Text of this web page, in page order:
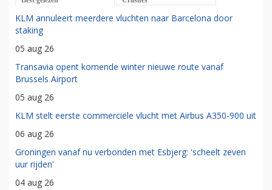
KLM annuleert meerdere vluchten naar Barcelona door
staking
05 aug 26
Transavia opent komende winter nieuwe route vanaf
Brussels Airport
05 aug 26
KLM stelt eerste commerciële vlucht met Airbus A350-900 uit
06 aug 26
Groningen vanaf nu verbonden met Esbjerg: 'scheelt zeven
uur rijden'
04 aug 26